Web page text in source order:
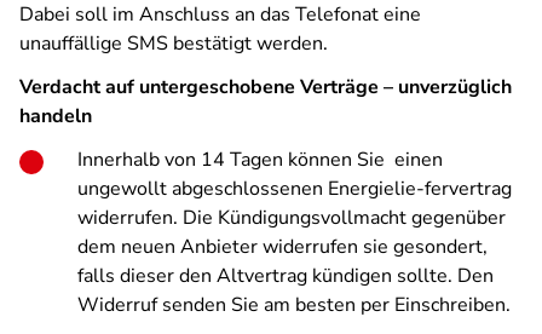
Dabei soll im Anschluss an das Telefonat eine
unauffällige SMS bestätigt werden.
Verdacht auf untergeschobene Verträge – unverzüglich
handeln
Innerhalb von 14 Tagen können Sie einen
ungewollt abgeschlossenen Energielie-fervertrag
widerrufen. Die Kündigungsvollmacht gegenüber
dem neuen Anbieter widerrufen sie gesondert,
falls dieser den Altvertrag kündigen sollte. Den
Widerruf senden Sie am besten per Einschreiben.